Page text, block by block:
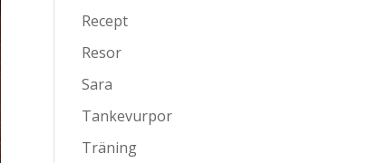
Recept
Resor
Sara
Tankevurpor
Träning